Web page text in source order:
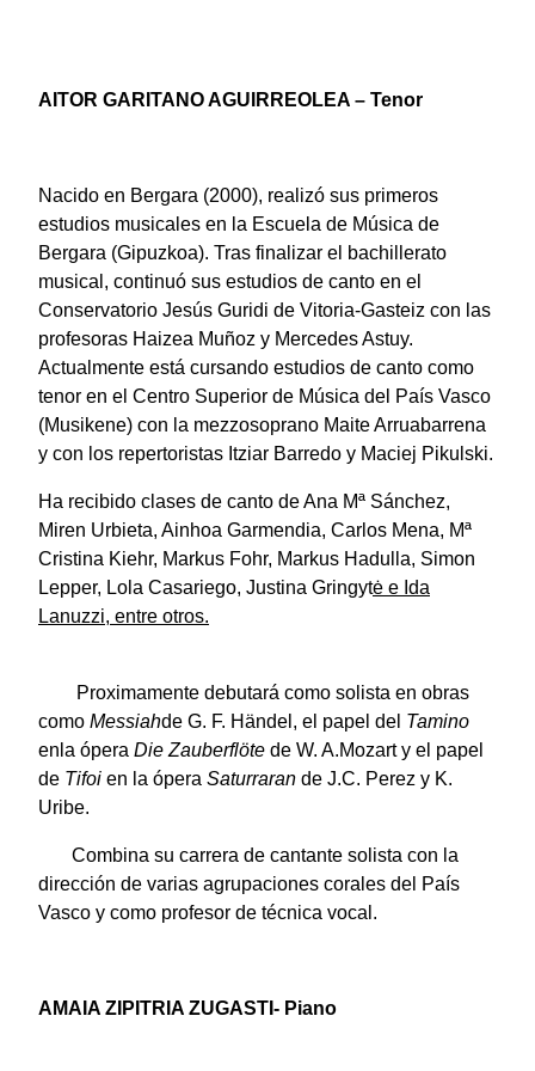
AITOR GARITANO AGUIRREOLEA – Tenor
Nacido en Bergara (2000), realizó sus primeros
estudios musicales en la Escuela de Música de
Bergara (Gipuzkoa). Tras finalizar el bachillerato
musical, continuó sus estudios de canto en el
Conservatorio Jesús Guridi de Vitoria-Gasteiz con las
profesoras Haizea Muñoz y Mercedes Astuy.
Actualmente está cursando estudios de canto como
tenor en el Centro Superior de Música del País Vasco
(Musikene) con la mezzosoprano Maite Arruabarrena
y con los repertoristas Itziar Barredo y Maciej Pikulski.
Ha recibido clases de canto de Ana Mª Sánchez,
Miren Urbieta, Ainhoa Garmendia, Carlos Mena, Mª
Cristina Kiehr, Markus Fohr, Markus Hadulla, Simon
Lepper, Lola Casariego, Justina Gringytė e Ida
Lanuzzi, entre otros.
Proximamente debutará como solista en obras
como Messiahde G. F. Händel, el papel del Tamino
enla ópera Die Zauberflöte de W. A.Mozart y el papel
de Tifoi en la ópera Saturraran de J.C. Perez y K.
Uribe.
Combina su carrera de cantante solista con la
dirección de varias agrupaciones corales del País
Vasco y como profesor de técnica vocal.
AMAIA ZIPITRIA ZUGASTI- Piano